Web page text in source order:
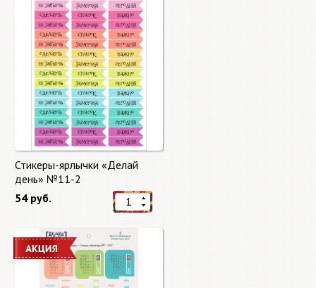
Стикеры-ярлычки «Делай
день» №11-2
54 руб.